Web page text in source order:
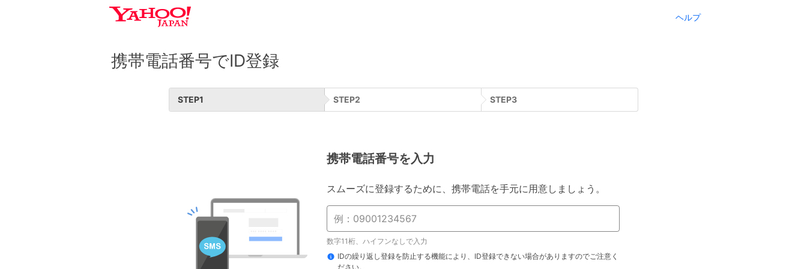
ヘルプ
携帯電話番号でID登録
STEP1 STEP2 STEP3
携帯電話番号を入力
スムーズに登録するために、携帯電話を手元に用意しましょう。
数字11桁、ハイフンなしで入力
IDの繰り返し登録を防止する機能により、ID登録できない場合がありますのでご注意く
ださい。